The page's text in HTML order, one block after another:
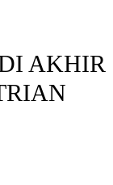
AKHIR